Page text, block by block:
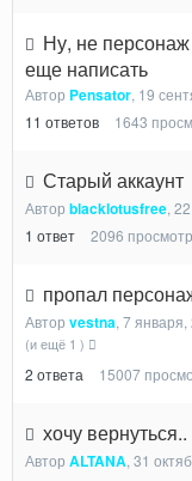
Ну, не
еще написать
Автор Pensator, 19
11 ответов 1643
Старый аккаунт
Автор blacklotusfree,
1 ответ 2096
пропал
Автор vestna, 7 января,
(и ещё 1 )
2 ответа 15007
хочу вернуться..
Автор ALTANA,31